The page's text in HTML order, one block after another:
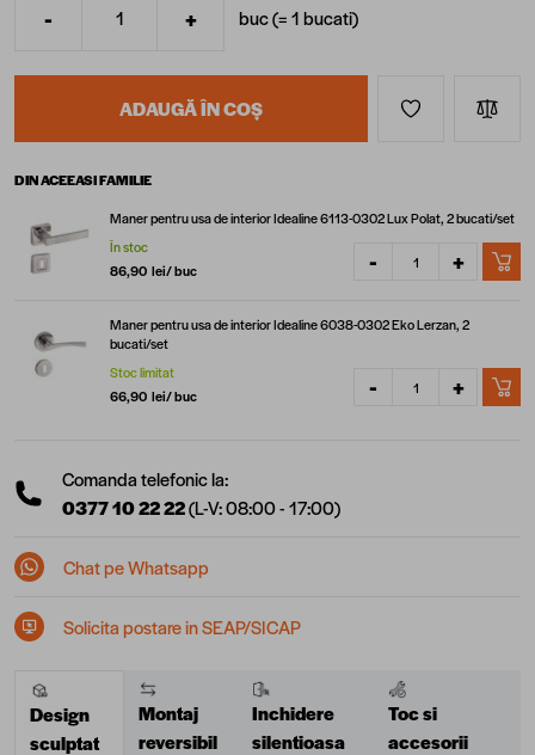
Cantitate
- + buc (=1bucati)
ADAUGĂ ÎN COȘ
DIN ACEEASI FAMILIE
Maner pentru usa de interior Idealine 6113-0302 Lux Polat, 2 bucati/set
În stoc
86,90 lei/ buc - +
Maner pentru usa de interior Idealine 6038-0302 Eko Lerzan, 2
bucati/set
Stoc limitat
66,90 lei/ buc - +
Comanda telefonic la:
0377 10 22 22(L-V: 08:00 - 17:00)
Chat pe Whatsapp
Solicita postare in SEAP/SICAP
Design
sculptat
Montaj
reversibil
Inchidere
silentioasa
Toc si
accesorii